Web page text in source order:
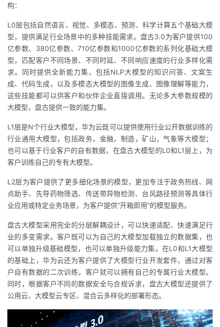
堂
我
的
课
程
我
的
认
证
我
的
实
验
我
的
收
的
技
术
支
我
的
云
声
构：
L0层包括自然语言、视觉、多模态、预测、科学计算五个基础大模
型，提供满足行业场景中的多种技能需求。盘古3.0为客户提供100
亿参数、380亿参数、710亿参数和1000亿参数的系列化基础大模
型，匹配客户不同场景、不同时延、 不同响应速度的行业多样化需
求。同时提供全新能力集，包括NLP大模型的知识问答、文案生
成、代码生成，以及多模态大模型的图像生成、图像理解等能力，
这些技能都可以供客户和伙伴企业直接调用。无论多大参数规模的
大模型，盘古提供一致的能力集。
L1层是N个行业大模型，华为云既可以提供使用行业公开数据训练的
行业通用大模型，包括政务，金融，制造，矿山，气象等大模型；
也可以基于行业客户的自有数据，在盘古大模型的L0和L1层上，为
客户训练自己的专有大模型。
L2层为客户提供了更多细化场景的模型，更加专注于政务热线、网
点助手、先导药物筛选、传送带异物检测、台风路径预测等具体行
业应用或特定业务场景，为客户提供“开箱即用”的模型服务。
盘古大模型采用完全的分层解耦设计，可以快速适配、快速满足行
业的多变需求。客户既可以为自己的大模型加载独立的数据集，也
可以单独升级基础模型，也可以单独升级能力集。在L0和L1大模型
的基础上，华为云还为客户提供了大模型行业开发套件，通过对客
户自有数据的二次训练，客户就可以拥有自己的专属行业大模型。
同时，根据客户不同的数据安全与合规诉求，盘古大模型还提供了
公用云、大模型云专区、混合云多样化的部署形态。